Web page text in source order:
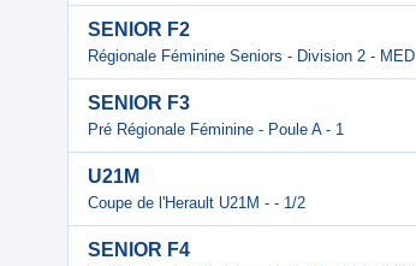
SENIOR F2
Régionale Féminine Seniors - Division 2 - MED
SENIOR F3
Pré Régionale Féminine - Poule A - 1
U21M
Coupe de l'Herault U21M - - 1/2
SENIOR F4